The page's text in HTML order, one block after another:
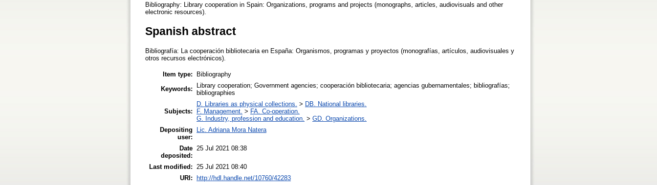
Bibliography: Library cooperation in Spain: Organizations, programs and projects (monographs, articles, audiovisuals and other
electronic resources).
Spanish abstract
Bibliografía: La cooperación bibliotecaria en España: Organismos, programas y proyectos (monografías, artículos, audiovisuales y
otros recursos electrónicos).
Item type:
Bibliography
Keywords:
Library cooperation; Government agencies; cooperación bibliotecaria; agencias gubernamentales; bibliografías;
bibliographies
Subjects:
D. Libraries as physical collections. > DB. National libraries.
F. Management. > FA. Co-operation.
G. Industry, profession and education. > GD. Organizations.
Depositing
user:
Lic. Adriana Mora Natera
Date
deposited:
25 Jul 2021 08:38
Last modified:
25 Jul 2021 08:40
URI:
http://hdl.handle.net/10760/42283